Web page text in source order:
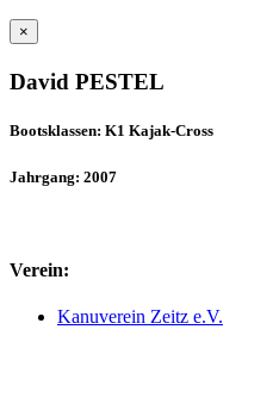
×
David PESTEL
Bootsklassen: K1 Kajak-Cross
Jahrgang: 2007
Verein:
Kanuverein Zeitz e.V.